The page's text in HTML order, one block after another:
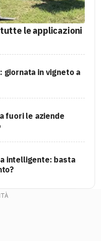
tutte le applicazioni
giornata in vigneto a
fuori le aziende
intelligente: basta